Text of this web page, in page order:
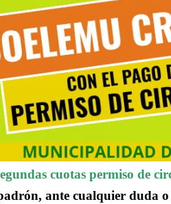
Ilustre
Lamas
Ir al
Gonzalo
San… Ir
cuotas permiso de
ante cualquier duda o